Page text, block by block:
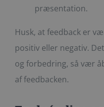
præsentation.
Husk, at feedback er
positiv eller negativ.
og forbedring, så vær
af feedbacken.